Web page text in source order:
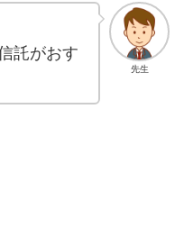
先生
託がおす